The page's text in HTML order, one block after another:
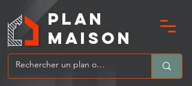
MAIsoN
PLAN